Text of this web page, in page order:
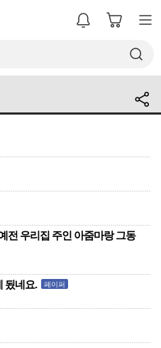
전 우리집 주인 아줌마랑 그동
됬네요. 페이퍼